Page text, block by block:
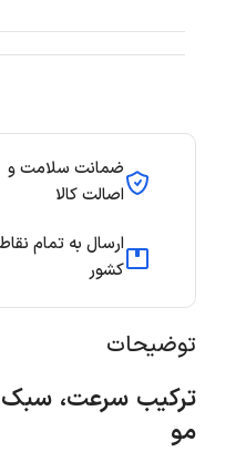
ضمانت سلامت و
اصالت کالا
ارسال به تمام
کشور
توضیحات
ترکیب سرعت، سبک
مو